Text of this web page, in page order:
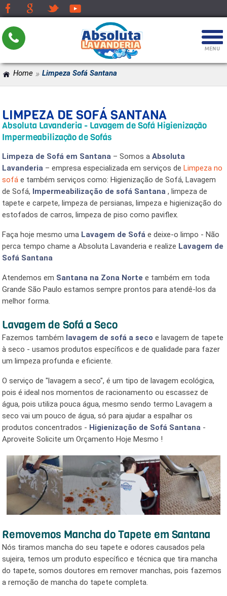
Home » Limpeza Sofá Santana
LIMPEZA DE SOFÁ SANTANA
Absoluta Lavanderia - Lavagem de Sofá Higienização
Impermeabilização de Sofás
Limpeza de Sofá em Santana – Somos aAbsoluta
Lavanderia – empresa especializada em serviços deLimpeza no
sofá e também serviços como: Higienização de Sofá, Lavagem
de Sofá, Impermeabilização de sofá Santana , limpeza de
tapete e carpete, limpeza de persianas, limpeza e higienização do
estofados de carros, limpeza de piso como paviflex.
Faça hoje mesmo uma Lavagem de Sofá e deixe-o limpo - Não
perca tempo chame a Absoluta Lavanderia e realize Lavagem de
Sofá Santana
Atendemos em Santana na Zona Norte e também em toda
Grande São Paulo estamos sempre prontos para atendê-los da
melhor forma.
Lavagem de Sofá a Seco
Fazemos também lavagem de sofá a seco e lavagem de tapete
à seco - usamos produtos específicos e de qualidade para fazer
um limpeza profunda e eficiente.
O serviço de "lavagem a seco", é um tipo de lavagem ecológica,
pois é ideal nos momentos de racionamento ou escassez de
água, pois utiliza pouca água, mesmo sendo termo Lavagem a
seco vai um pouco de água, só para ajudar a espalhar os
produtos concentrados - Higienização de Sofá Santana -
Aproveite Solicite um Orçamento Hoje Mesmo !
Removemos Mancha do Tapete em Santana
Nós tiramos mancha do seu tapete e odores causados pela
sujeira, temos um produto específico e técnica que tira mancha
do tapete, somos doutores em remover manchas, pois fazemos
a remoção de mancha do tapete completa.